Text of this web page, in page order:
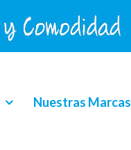
Nuestras Marcas